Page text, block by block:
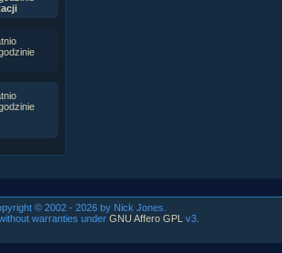
© 2002 - 2026 by Nick Jones.
warranties under GNU Affero GPL
v3.